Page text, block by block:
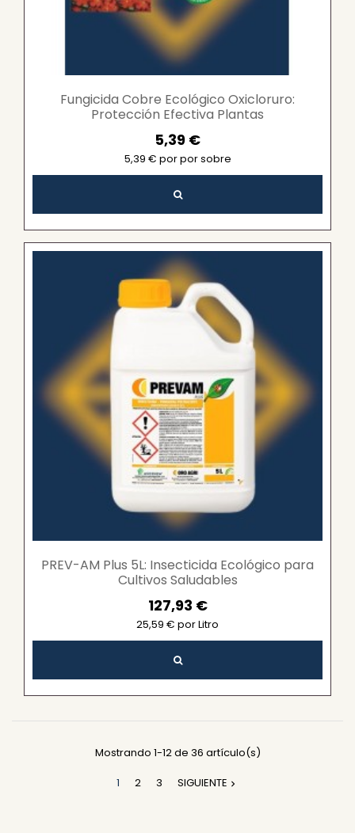
Fungicida Cobre Ecológico Oxicloruro:
Protección Efectiva Plantas
5,39 €
5,39 € por por sobre
PREV-AM Plus 5L: Insecticida Ecológico para
Cultivos Saludables
127,93 €
25,59 € por Litro
Mostrando 1-12 de 36 artículo(s)
1
2 3 SIGUIENTE 